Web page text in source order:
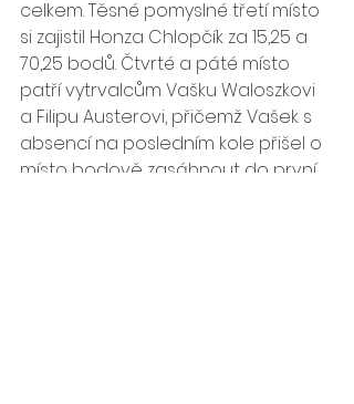
celkem. Těsné pomyslné třetí místo
si zajistil Honza Chlopčík za 15,25 a
70,25 bodů. Čtvrté a páté místo
patří vytrvalcům Vašku Waloszkovi
a Filipu Austerovi, přičemž Vašek s
absencí na posledním kole přišel o
místo bodově zasáhnout do první